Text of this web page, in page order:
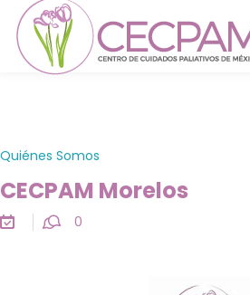
Quiénes Somos
CECPAM Morelos
0